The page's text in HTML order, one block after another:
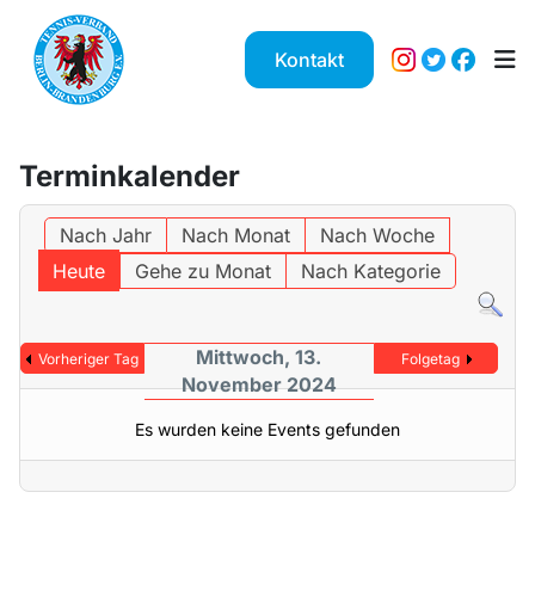
Kontakt
Terminkalender
Nach Jahr Nach Monat
Nach Woche
Heute
Gehe zu Monat Nach Kategorie
Vorheriger Tag
Mittwoch, 13.
November 2024
Folgetag
Es wurden keine Events gefunden